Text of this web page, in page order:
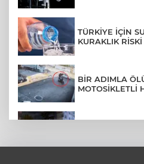
TÜRKİYE İÇİN
KURAKLIK
BİR ADIMLA
MOTOSİKLETLİ